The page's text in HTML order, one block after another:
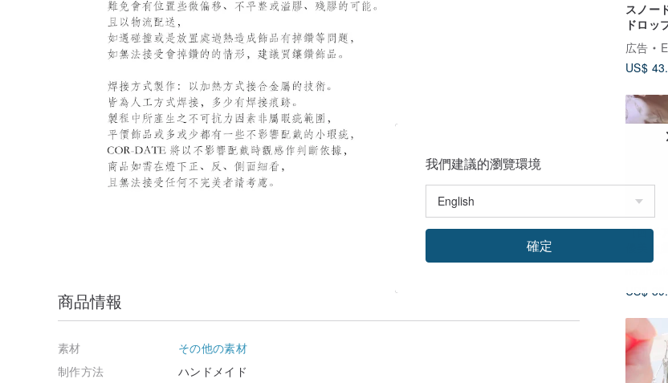
スノー
ドロッ
広告
US$
【西洋
優美
天然グ
インス
US$
商品情報
素材
その他の素材
制作方法
ハンドメイド
我們建議的瀏覽環境
確定